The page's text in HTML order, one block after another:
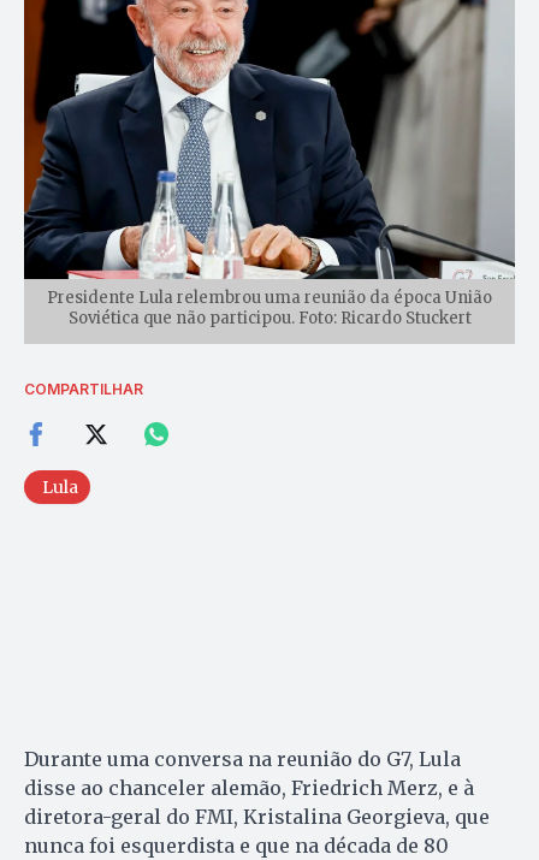
Presidente Lula relembrou uma reunião da época União
Soviética que não participou. Foto: Ricardo Stuckert
COMPARTILHAR
Lula
Durante uma conversa na reunião do G7, Lula
disse ao chanceler alemão, Friedrich Merz, e à
diretora-geral do FMI, Kristalina Georgieva, que
nunca foi esquerdista e que na década de 80